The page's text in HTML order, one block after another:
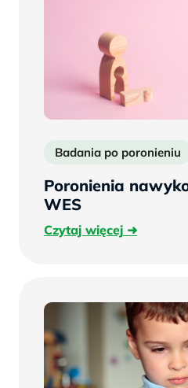
Badania po poronieniu
Poronienia
WES
Czytaj więcejCzytaj